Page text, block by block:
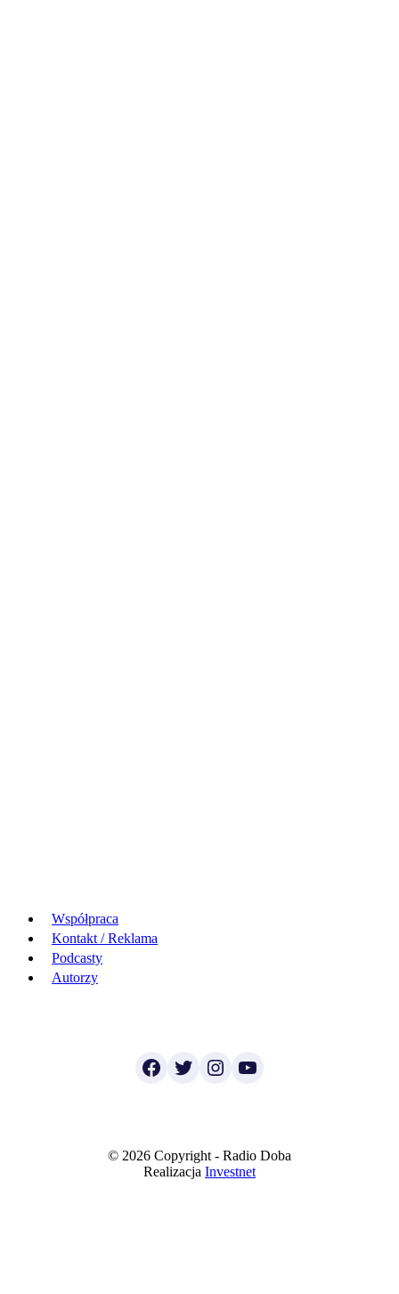
Współpraca
Kontakt / Reklama
Podcasty
Autorzy
Facebook
TwitterInstagram
YouTube
© 2026 Copyright - Radio Doba
Realizacja Investnet